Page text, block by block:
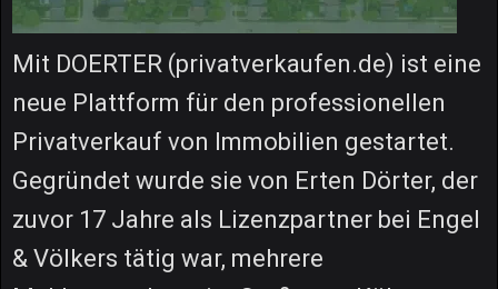
Mit DOERTER (privatverkaufen.de) ist eine
neue Plattform für den professionellen
Privatverkauf von Immobilien gestartet.
Gegründet wurde sie von Erten Dörter, der
zuvor 17 Jahre als Lizenzpartner bei Engel
& Völkers tätig war, mehrere